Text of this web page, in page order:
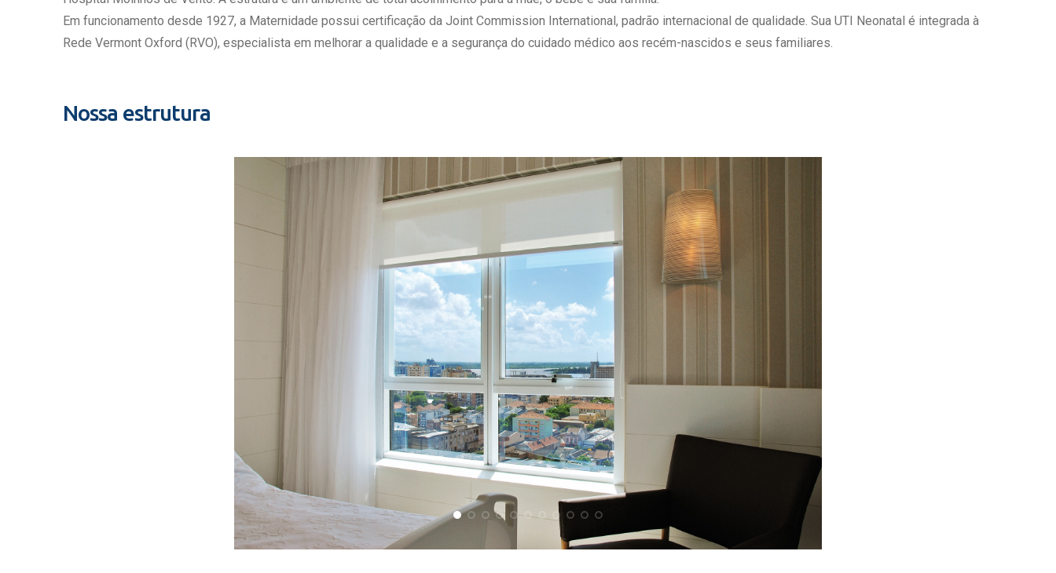
Estrutura de Gestão
Exames - Portal Médico
Quem Somos
Responsabilidade Ambiental
Ambulatório Digital de Nutrição para
Em funcionamento desde 1927, a Maternidade possui certificação da Joint Commission International, padrão internacional de qualidade. Sua UTI Neonatal é integrada à
Rede Vermont Oxford (RVO), especialista em melhorar a qualidade e a segurança do cuidado médico aos recém-nascidos e seus familiares.
Nossa estrutura